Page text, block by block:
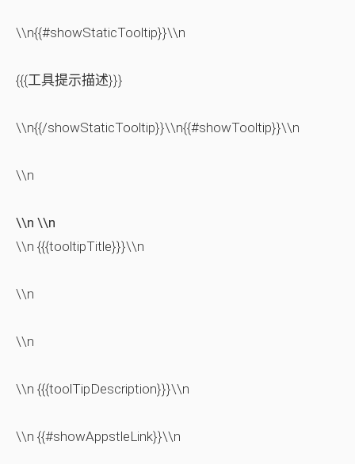
\\n{{#showStaticTooltip}}\\n
{{{工具提示描述}}}
\\n{{/showStaticTooltip}}\\n{{#showTooltip}}\\n
\\n
\\n \\n
\\n {{{tooltipTitle}}}\\n
\\n
\\n
\\n {{{toolTipDescription}}}\\n
\\n {{#showAppstleLink}}\\n